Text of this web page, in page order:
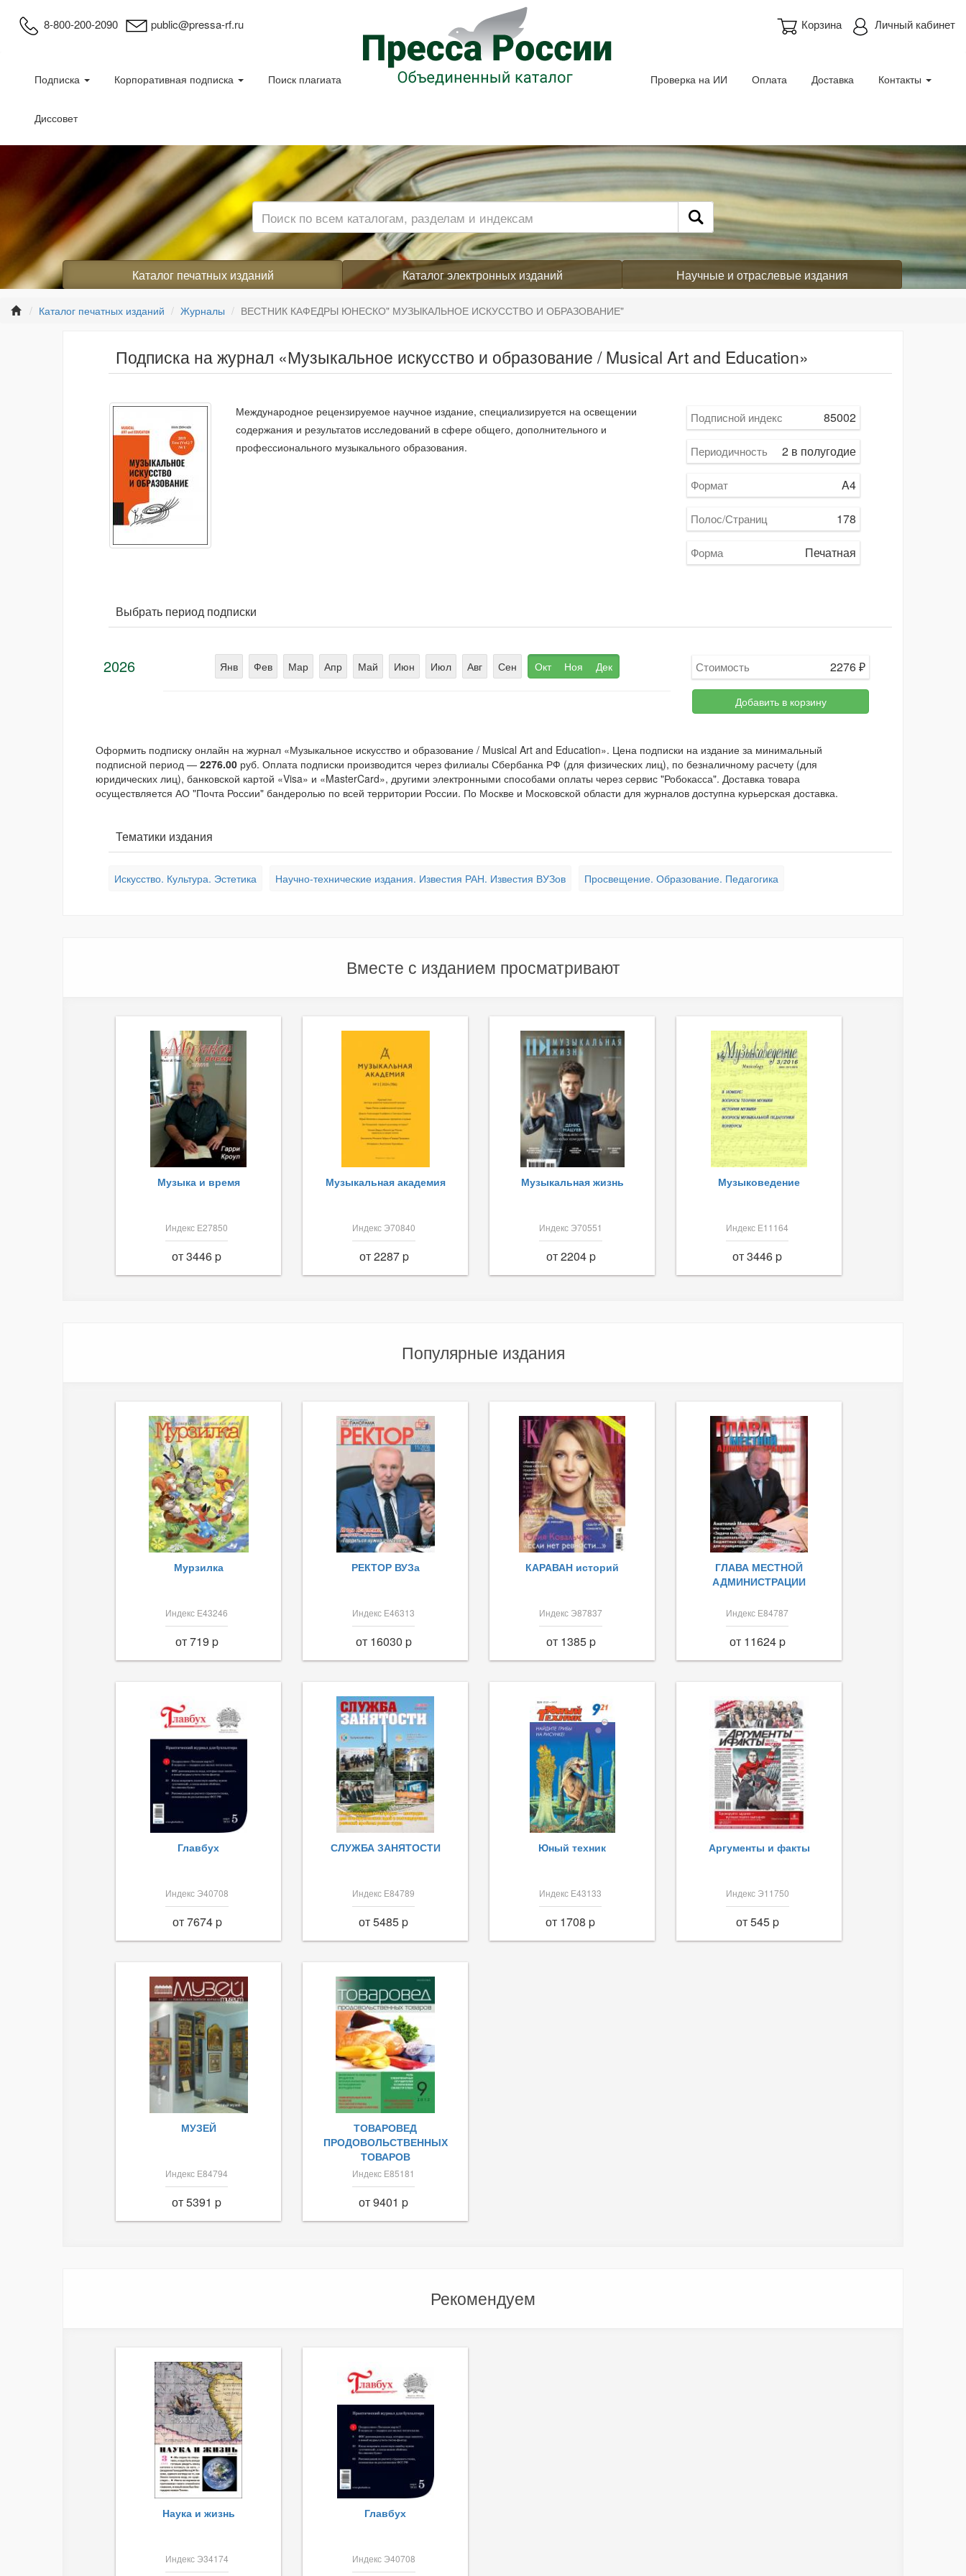
8-800-200-2090 public@pressa-rf.ru Личный кабинет
Корзина
Подписка Корпоративная подписка Поиск плагиата
Диссовет
Проверка на ИИ Оплата Доставка Контакты
Каталог печатных изданий Каталог электронных изданий Научные и отраслевые издания
Каталог печатных изданий Журналы ВЕСТНИК КАФЕДРЫ ЮНЕСКО" МУЗЫКАЛЬНОЕ ИСКУССТВО И ОБРАЗОВАНИЕ"
Подписка на журнал «Музыкальное искусство и образование / Musical Art and Education»
Международное рецензируемое научное издание, специализируется на освещении
содержания и результатов исследований в сфере общего, дополнительного и
профессионального музыкального образования.
Подписной индекс 85002
Периодичность 2 в полугодие
Формат A4
Полос/Страниц 178
Форма Печатная
Выбрать период подписки
2026 Янв Фев Мар Апр Май Июн Июл Авг Сен Окт Ноя Дек Стоимость 2276₽
Добавить в корзину
Оформить подписку онлайн на журнал «Музыкальное искусство и образование / Musical Art and Education». Цена подписки на издание за минимальный
подписной период — 2276.00 руб. Оплата подписки производится через филиалы Сбербанка РФ (для физических лиц), по безналичному расчету (для
юридических лиц), банковской картой «Visa» и «MasterCard», другими электронными способами оплаты через сервис "Робокасса". Доставка товара
осуществляется АО "Почта России" бандеролью по всей территории России. По Москве и Московской области для журналов доступна курьерская доставка.
Тематики издания
Искусство. Культура. Эстетика Научно-технические издания. Известия РАН. Известия ВУЗов Просвещение. Образование. Педагогика
Вместе с изданием просматривают
Музыка и время
Индекс Е27850
от 3446 p
Музыкальная академия
Индекс Э70840
от 2287 p
Музыкальная жизнь
Индекс Э70551
от 2204 p
Музыковедение
Индекс Е11164
от 3446 p
Популярные издания
Мурзилка
Индекс Е43246
от 719 p
РЕКТОР ВУЗа
Индекс Е46313
от 16030 p
КАРАВАН историй
Индекс Э87837
от 1385 p
ГЛАВА МЕСТНОЙ
АДМИНИСТРАЦИИ
Индекс Е84787
от 11624 p
Главбух
Индекс Э40708
от 7674 p
СЛУЖБА ЗАНЯТОСТИ
Индекс Е84789
от 5485 p
Юный техник
Индекс Е43133
от 1708 p
Аргументы и факты
Индекс Э11750
от 545 p
МУЗЕЙ
Индекс Е84794
от 5391 p
ТОВАРОВЕД
ПРОДОВОЛЬСТВЕННЫХ
ТОВАРОВ
Индекс Е85181
от 9401 p
Рекомендуем
Наука и жизнь
Индекс Э34174
Главбух
Индекс Э40708